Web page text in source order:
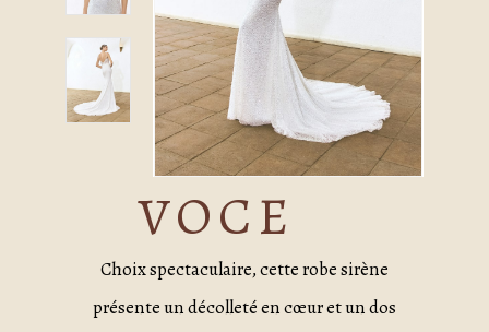
VOCE
Choix spectaculaire, cette robe sirène
présente un décolleté en cœur et un dos